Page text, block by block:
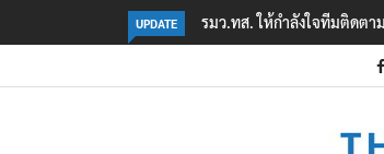
UPDATE ‘ภาคประชาสังคม’ รวมตัวคัด